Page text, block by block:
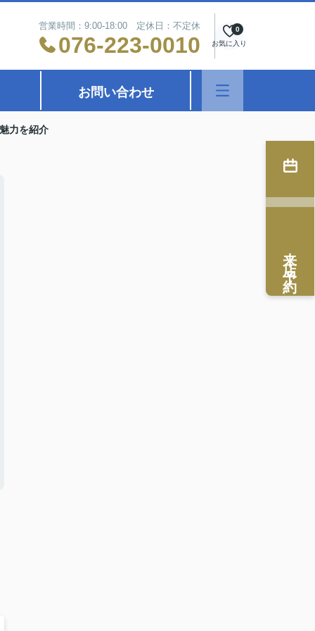
営業時間：9:00-18:00 定休日：不定休
076-223-0010 お気に入り
0
お問い合わせ
力を紹介
来店予約